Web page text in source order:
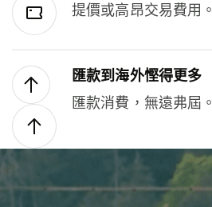
提價或高昂交易費用。
匯款到海外慳得更多
匯款消費，無遠弗屆。